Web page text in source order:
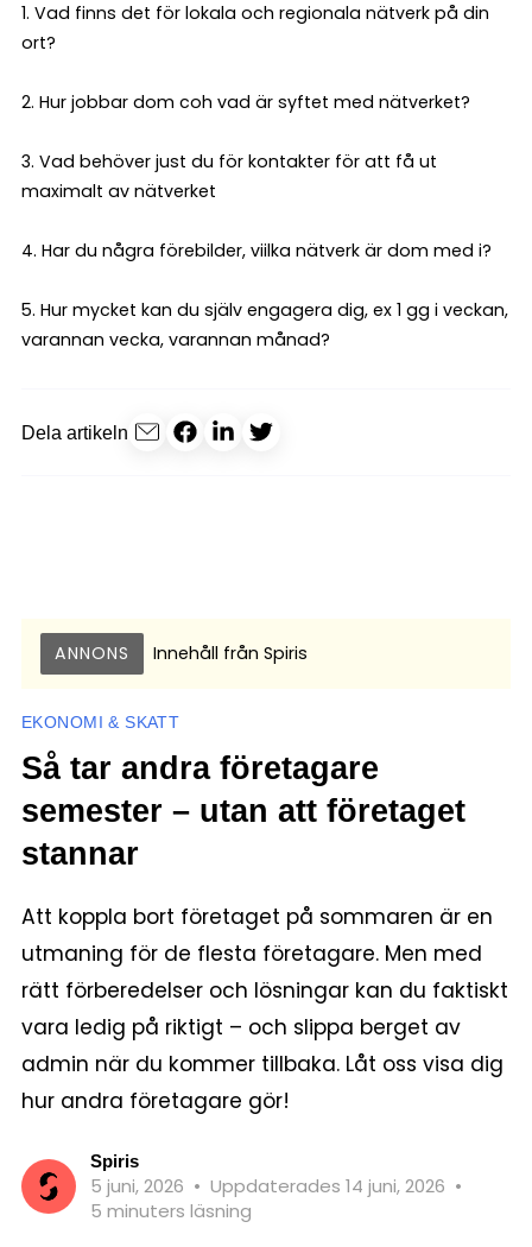
1. Vad finns det för lokala och regionala nätverk på din
ort?
2. Hur jobbar dom coh vad är syftet med nätverket?
3. Vad behöver just du för kontakter för att få ut
maximalt av nätverket
4. Har du några förebilder, viilka nätverk är dom med i?
5. Hur mycket kan du själv engagera dig, ex 1 gg i veckan,
varannan vecka, varannan månad?
Dela artikeln
ANNONS Innehåll från Spiris
EKONOMI & SKATT
Så tar andra företagare
semester – utan att företaget
stannar
Att koppla bort företaget på sommaren är en
utmaning för de flesta företagare. Men med
rätt förberedelser och lösningar kan du faktiskt
vara ledig på riktigt – och slippa berget av
admin när du kommer tillbaka. Låt oss visa dig
hur andra företagare gör!
Spiris
5 juni, 2026 • Uppdaterades 14 juni, 2026 •
5 minuters läsning